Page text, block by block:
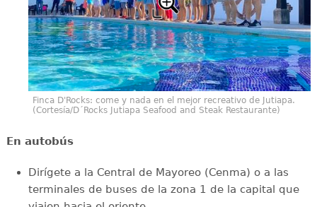
Finca D'Rocks: come y nada en el mejor recreativo de Jutiapa.
(Cortesía/D´Rocks Jutiapa Seafood and Steak Restaurante)
En autobús
Dirígete a la Central de Mayoreo (Cenma) o a las
terminales de buses de la zona 1 de la capital que